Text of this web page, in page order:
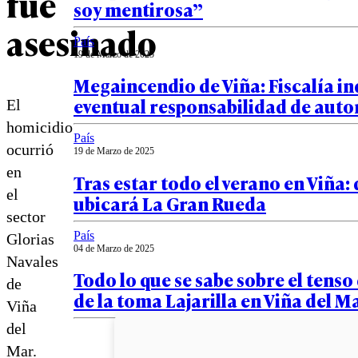
asesinado
El
homicidio
ocurrió
en
el
sector
Glorias
Navales
de
Viña
del
Mar.
soy mentirosa”
País
19 de Marzo de 2025
Megaincendio de Viña: Fiscalía
eventual responsabilidad de
País
19 de Marzo de 2025
Tras estar todo el verano en Viña:
ubicará La Gran Rueda
País
04 de Marzo de 2025
Todo lo que se sabe sobre el
de la toma Lajarilla en Viña del